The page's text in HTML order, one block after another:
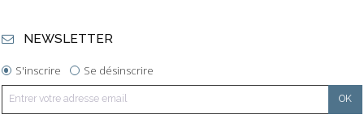
NEWSLETTER
S'inscrire Se désinscrire